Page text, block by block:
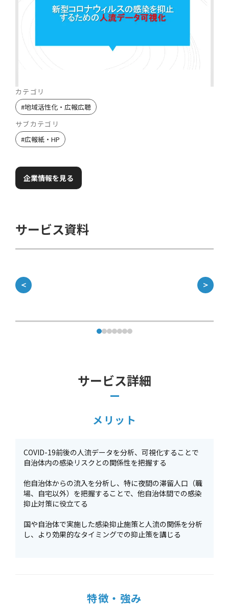
カテゴリ
#地域活性化・広報広聴
サブカテゴリ
#広報紙・HP
企業情報を見る
サービス資料
＜ ＞
サービス詳細
メリット
COVID-19前後の人流データを分析、可視化することで
自治体内の感染リスクとの関係性を把握する
他自治体からの流入を分析し、特に夜間の滞留人口（職
場、自宅以外）を把握することで、他自治体間での感染
抑止対策に役立てる
国や自治体で実施した感染抑止施策と人流の関係を分析
し、より効果的なタイミングでの抑止策を講じる
特徴・強み